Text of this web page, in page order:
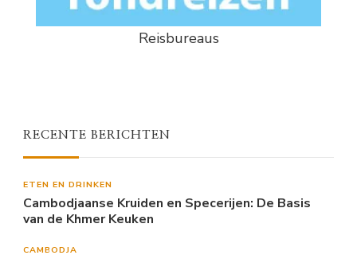
Reisbureaus
RECENTE BERICHTEN
ETEN EN DRINKEN
Cambodjaanse Kruiden en Specerijen: De Basis
van de Khmer Keuken
CAMBODJA